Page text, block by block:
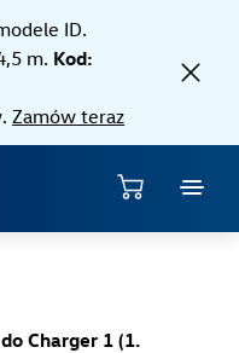
ID.
m. Kod:
Zamów teraz
Charger 1 (1.